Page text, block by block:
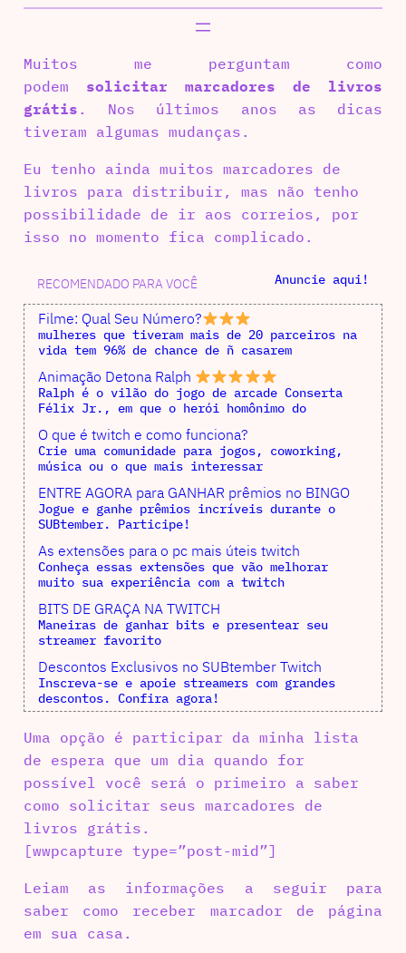
Muitos me perguntam como
podem solicitar marcadores de livros
grátis . Nos últimos anos as dicas
tiveram algumas mudanças.
Eu tenho ainda muitos marcadores de
livros para distribuir, mas não tenho
possibilidade de ir aos correios, por
isso no momento fica complicado.
RECOMENDADO PARA VOCÊ Anuncie aqui!
Filme: Qual Seu Número?
mulheres que tiveram mais de 20 parceiros na
vida tem 96% de chance de ñ casarem
Animação Detona Ralph
Ralph é o vilão do jogo de arcade Conserta
Félix Jr., em que o herói homônimo do
O que é twitch e como funciona?
Crie uma comunidade para jogos, coworking,
música ou o que mais interessar
ENTRE AGORA para GANHAR prêmios no BINGO
Jogue e ganhe prêmios incríveis durante o
SUBtember. Participe!
As extensões para o pc mais úteis twitch
Conheça essas extensões que vão melhorar
muito sua experiência com a twitch
BITS DE GRAÇA NA TWITCH
Maneiras de ganhar bits e presentear seu
streamer favorito
Descontos Exclusivos no SUBtember Twitch
Inscreva-se e apoie streamers com grandes
descontos. Confira agora!
Uma opção é participar da minha lista
de espera que um dia quando for
possível você será o primeiro a saber
como solicitar seus marcadores de
livros grátis.
[wwpcapture type=”post-mid”]
Leiam as informações a seguir para
saber como receber marcador de página
em sua casa.